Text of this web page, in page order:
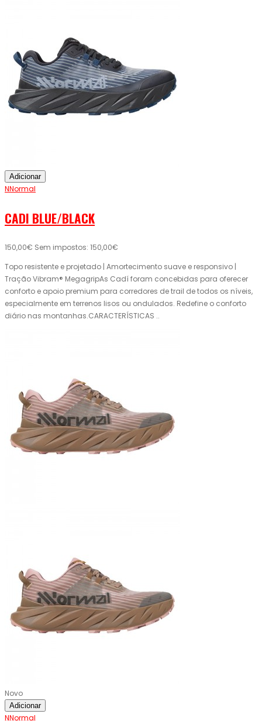
Adicionar
NNormal
CADI BLUE/BLACK
150,00€ Sem impostos: 150,00€
Topo resistente e projetado | Amortecimento suave e responsivo |
Tração Vibram® MegagripAs Cadí foram concebidas para oferecer
conforto e apoio premium para corredores de trail de todos os níveis,
especialmente em terrenos lisos ou ondulados. Redefine o conforto
diário nas montanhas.CARACTERÍSTICAS ..
Novo
Adicionar
NNormal